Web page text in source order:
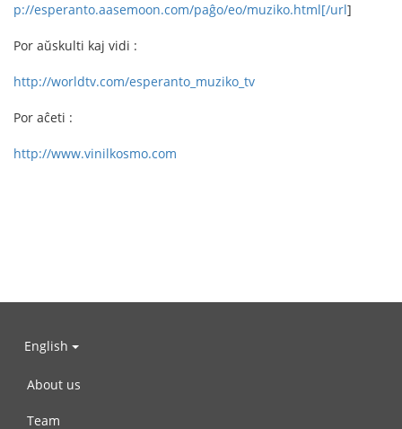
p://esperanto.aasemoon.com/paĝo/eo/muziko.html[/url]
Por aŭskulti kaj vidi :
http://worldtv.com/esperanto_muziko_tv
Por aĉeti :
http://www.vinilkosmo.com
English
About us
Team